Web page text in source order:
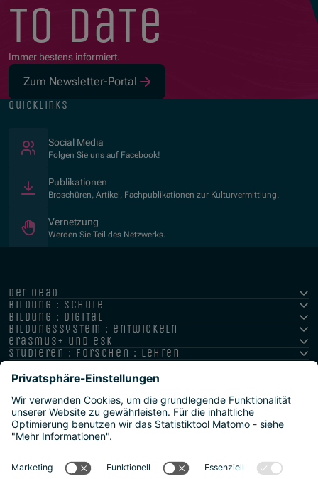
to date
Immer bestens informiert.
Zum Newsletter-Portal
quicklinks
Social Media
Folgen Sie uns auf Facebook!
Publikationen
Broschüren, Artikel, Fachpublikationen zur Kulturvermittlung.
Vernetzung
Werden Sie Teil des Netzwerks.
der oead
bildung : schule
bildung : digital
bildungssystem : entwickeln
erasmus+ und esk
studieren : forschen : lehren
hochschule : strategie : international